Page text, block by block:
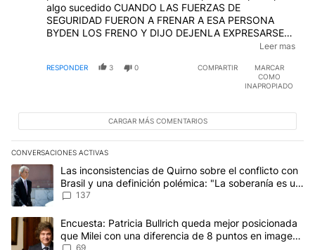
algo sucedido CUANDO LAS FUERZAS DE
SEGURIDAD FUERON A FRENAR A ESA PERSONA
BYDEN LOS FRENO Y DIJO DEJENLA EXPRESARSE
en nuestro pais como ele presidenete tiene la colita
EXPRESE PUBLCIAMENTE SU PARECER SOBRE EL
PRESIDENTE DE LA NACION QEU EVIDENTEMENTE
Leer mas
RESPONDER 3 0 COMPARTIR
MARCAR
COMO
INAPROPIADO
CARGAR MÁS COMENTARIOS
CONVERSACIONES ACTIVAS
Este listado muestra los artículos con más comentarios en los
Un artículo de tendencia con el título "Las inconsistencias de
Las inconsistencias de Quirno sobre el conflicto con
Brasil y una definición polémica: "La soberanía es un
concepto antiguo"
137
Un artículo de tendencia con el título "Encuesta: Patricia
Encuesta: Patricia Bullrich queda mejor posicionada
que Milei con una diferencia de 8 puntos en imagen
69